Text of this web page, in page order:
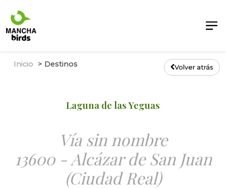
Inicio Destinos Volver atrás
Laguna de las Yeguas
Vía sin nombre
13600 - Alcázar de San Juan
(Ciudad Real)